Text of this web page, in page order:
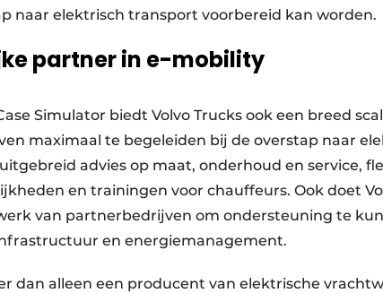
naar elektrisch transport voorbereid kan worden.
partner in e-mobility
Simulator biedt Volvo Trucks ook een breed
maximaal te begeleiden bij de overstap naar
advies op maat, onderhoud en service,
en trainingen voor chauffeurs. Ook doet
van partnerbedrijven om ondersteuning te
en energiemanagement.
dan alleen een producent van elektrische